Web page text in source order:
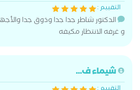
التقييم :
الدكتور شاطر جدا جدا وذوق جدا
و غرفه الانتظار مكيفه
شيماء ف...